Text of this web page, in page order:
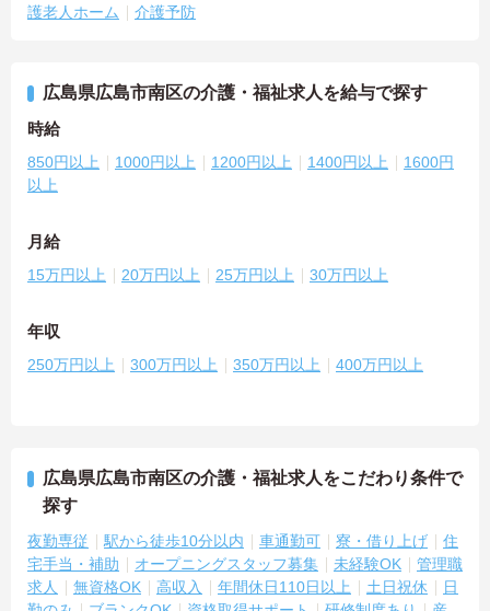
護老人ホーム
介護予防
広島県広島市南区の介護・福祉求人を給与で探す
時給
850円以上 1000円以上 1200円以上 1400円以上
1600円
以上
月給
15万円以上 20万円以上 25万円以上 30万円以上
年収
250万円以上 300万円以上 350万円以上 400万円以上
広島県広島市南区の介護・福祉求人をこだわり条件で
探す
夜勤専従 駅から徒歩10分以内 車通勤可 寮・借り上げ
住
宅手当・補助
オープニングスタッフ募集 未経験OK
管理職
求人
無資格OK 高収入 年間休日110日以上 土日祝休
日